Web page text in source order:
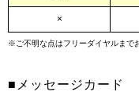
×
※ご不明な点はフリーダイヤルまで
■メッセージカード